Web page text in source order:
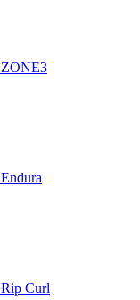
ZONE3
Endura
Rip Curl